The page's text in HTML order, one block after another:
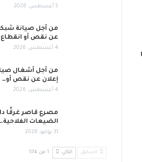
5 أغسطس, 2026
من أجل صيانة
عن نقص أو
4 أغسطس, 2026
من أجل أشغال
إعلان عن نقص أو…
4 أغسطس, 2026
مصرع قاصر غرقًا
الضيعات الفلاحية…
31 يوليو, 2026
السابق التالي 1 من 574